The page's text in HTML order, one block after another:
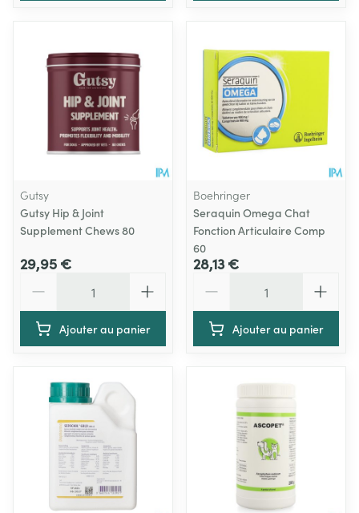
Gutsy
Gutsy Hip & Joint
Supplement Chews 80
29,95 €
Ajouter au panier
Boehringer
Seraquin Omega Chat
Fonction Articulaire Comp
60
28,13 €
Ajouter au panier